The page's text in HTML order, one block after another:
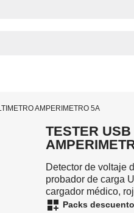
AMPERIMETRO 5A
TESTER
Detector de voltaje
probador de carga
cargador médico,
dashboard_customize Packs descuento